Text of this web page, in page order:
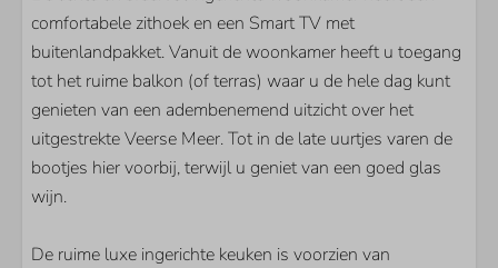
Aan het water
Rustige ligging
Gelegen op de 2e etage
PARKEN
SLAAPKAMER
comfortabele zithoek en een Smart TV met
buitenlandpakket. Vanuit de woonkamer heeft u toegang
tot het ruime balkon (of terras) waar u de hele dag kunt
genieten van een adembenemend uitzicht over het
uitgestrekte Veerse Meer. Tot in de late uurtjes varen de
bootjes hier voorbij, terwijl u geniet van een goed glas
wijn.
De ruime luxe ingerichte keuken is voorzien van